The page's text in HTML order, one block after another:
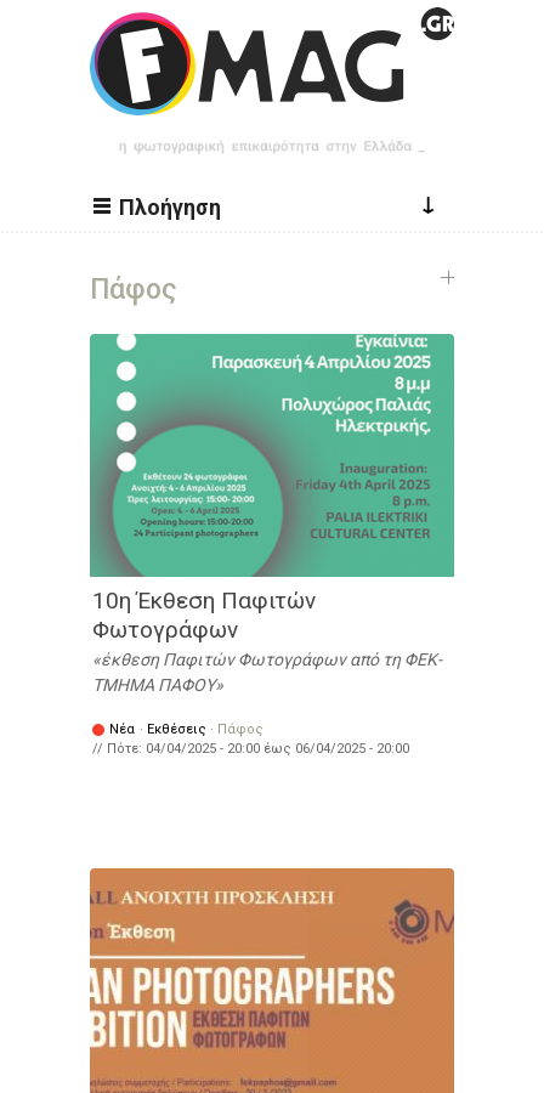
Παράκαμψη προς το κυρίως περιεχόμενο
Πλοήγηση ↓
Πάφος
10η Έκθεση Παφιτών
Φωτογράφων
έκθεση Παφιτών Φωτογράφων από τη ΦΕΚ-
ΤΜΗΜΑ ΠΑΦΟΥ
Νέα · Εκθέσεις · Πάφος
// Πότε: 04/04/2025 - 20:00 έως 06/04/2025 - 20:00
Σελίδες